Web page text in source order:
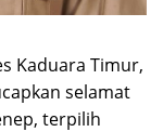
Kaduara Timur,
selamat
terpilih